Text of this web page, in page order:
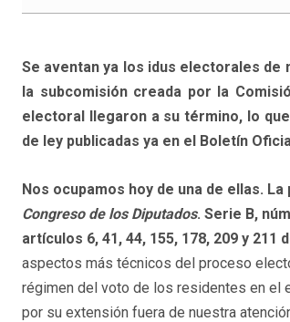
Se aventan ya los idus electorales de
la subcomisión creada por la
electoral llegaron a su término, lo
de ley publicadas ya en el Boletín
Nos ocupamos hoy de una de ellas.
Congreso de los Diputados. Serie B,
artículos 6, 41, 44, 155, 178, 209 y 211
aspectos más técnicos del proceso
régimen del voto de los residentes en el
por su extensión fuera de nuestra